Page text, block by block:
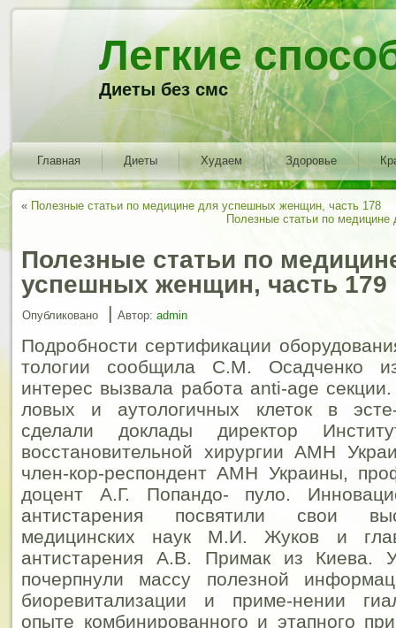
Легкие
Диеты без смс
Главная Диеты Худаем Здоровье
« Полезные статьи по медицине для успешных женщин, часть 178
Полезные статьи по
Полезные статьи по
успешных женщин, часть 179
Опубликовано | Автор: admin
Подробности сертификации
тологии сообщила С.М. Осадченко
интерес вызвала работа anti-age
ловых и аутологичных клеток в
сделали доклады директор
восстановительной хирургии АМН
член-кор-респондент АМН Украины,
доцент А.Г. Попандо- пуло.
антистарения посвятили свои
медицинских наук М.И. Жуков и
антистарения А.В. Примак из Киева.
почерпнули массу полезной
биоревитализации и приме-нении
опыте комбинированного и этапного